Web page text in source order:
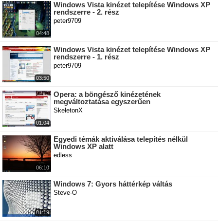
04:48
Windows Vista kinézet telepítése Windows XP
rendszerre - 2. rész
peter9709
03:50
Windows Vista kinézet telepítése Windows XP
rendszerre - 1. rész
peter9709
01:04
Opera: a böngésző kinézetének
megváltoztatása egyszerűen
SkeletonX
06:10
Egyedi témák aktiválása telepítés nélkül
Windows XP alatt
edless
01:19
Windows 7: Gyors háttérkép váltás
Steve-O